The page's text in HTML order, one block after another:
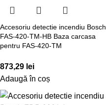
Accesoriu detectie incendiu Bosch
FAS-420-TM-HB Baza carcasa
pentru FAS-420-TM
873,29 lei
Adaugă în coș